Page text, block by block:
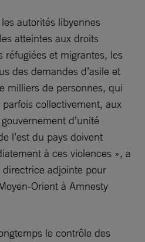
autorités libyennes
atteintes aux droits
réfugiées et migrantes, les
des demandes d’asile et
milliers de personnes, qui
collectivement, aux
d’unité
l’est du pays doivent
à ces violences », a
adjointe pour
Orient à Amnesty
le contrôle des